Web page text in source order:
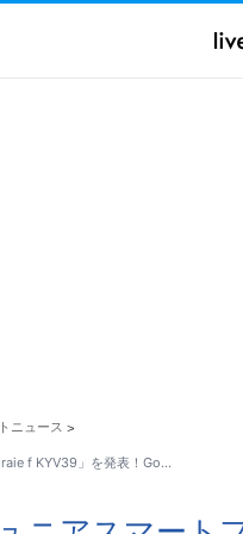
ニュース >
f KYV39」を発表！Go…